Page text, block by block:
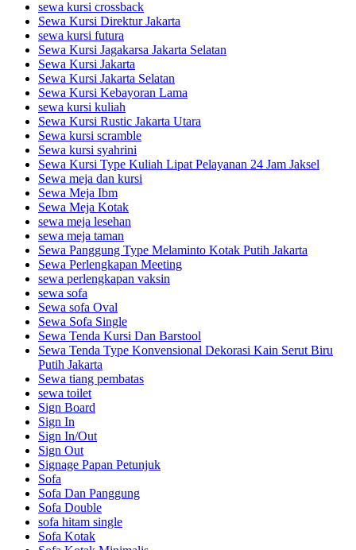
sewa kursi crossback
Sewa Kursi Direktur Jakarta
sewa kursi futura
Sewa Kursi Jagakarsa Jakarta Selatan
Sewa Kursi Jakarta
Sewa Kursi Jakarta Selatan
Sewa Kursi Kebayoran Lama
sewa kursi kuliah
Sewa Kursi Rustic Jakarta Utara
Sewa kursi scramble
Sewa kursi syahrini
Sewa Kursi Type Kuliah Lipat Pelayanan 24 Jam Jaksel
Sewa meja dan kursi
Sewa Meja Ibm
Sewa Meja Kotak
sewa meja lesehan
sewa meja taman
Sewa Panggung Type Melaminto Kotak Putih Jakarta
Sewa Perlengkapan Meeting
sewa perlengkapan vaksin
sewa sofa
Sewa sofa Oval
Sewa Sofa Single
Sewa Tenda Kursi Dan Barstool
Sewa Tenda Type Konvensional Dekorasi Kain Serut Biru
Putih Jakarta
Sewa tiang pembatas
sewa toilet
Sign Board
Sign In
Sign In/Out
Sign Out
Signage Papan Petunjuk
Sofa
Sofa Dan Panggung
Sofa Double
sofa hitam single
Sofa Kotak